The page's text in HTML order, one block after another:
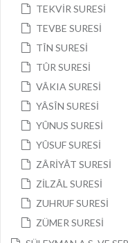
TEKVİR SURESİ
TEVBE SURESİ
TÎN SURESİ
TÛR SURESİ
VÂKIA SURESİ
YÂSÎN SURESİ
YÛNUS SURESİ
YÛSUF SURESİ
ZÂRİYÂT SURESİ
ZİLZÂL SURESİ
ZUHRUF SURESİ
ZÜMER SURESİ